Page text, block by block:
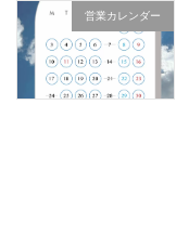
営業カレンダー